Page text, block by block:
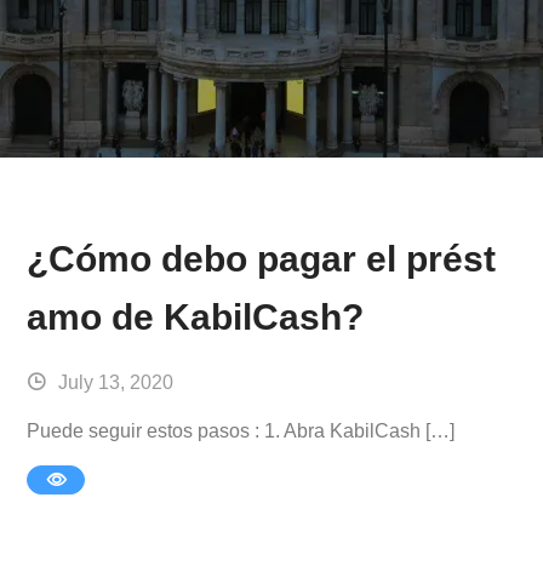
¿Cómo debo pagar el prést
amo de KabilCash?
July 13, 2020
Puede seguir estos pasos : 1. Abra KabilCash […]